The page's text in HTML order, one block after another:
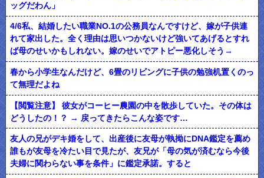
ッグだわん」
4/6私、結婚したい職業NO.1の公務員なんですけど、嫁が子供連
れて家出した。全く理由は思いつかないけど強いてあげるとすれ
ば母のせいかもしれない。嫁のせいでアトピー悪化しそう→
春から小学生なんだけど、6畳のリビングに子供の勉強机置くのっ
て無理だよね
【閲覧注意】 彼女がコーヒー農園の中を散歩していた。その体は
どうしたの！？ → 戻ってきたらこんな姿です…
友人の兄がデキ婚をして、出産後に友母が執拗にDNA鑑定を薦め
誰もが友母を冷たい目で見たが、友兄が「母の気が済むなら今後
夫婦に関わらない事を条件」に鑑定承諾。すると